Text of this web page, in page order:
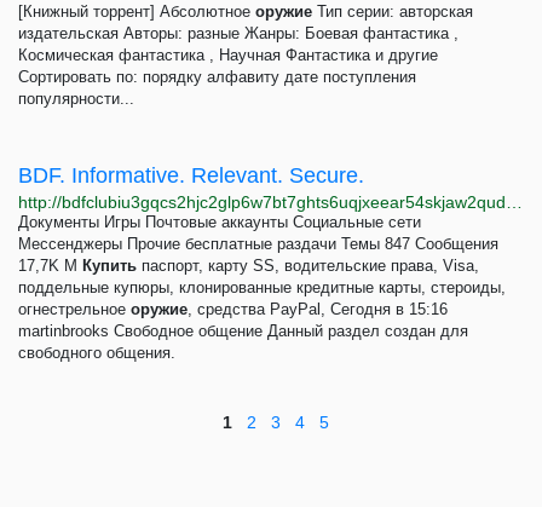
[Книжный торрент] Абсолютное оружие Тип серии: авторская
издательская Авторы: разные Жанры: Боевая фантастика ,
Космическая фантастика , Научная Фантастика и другие
Сортировать по: порядку алфавиту дате поступления
популярности...
BDF. Informative. Relevant. Secure.
Документы Игры Почтовые аккаунты Социальные сети
Мессенджеры Прочие бесплатные раздачи Темы 847 Сообщения
17,7K M Купить паспорт, карту SS, водительские права, Visa,
поддельные купюры, клонированные кредитные карты, стероиды,
огнестрельное оружие, средства PayPal, Сегодня в 15:16
martinbrooks Свободное общение Данный раздел создан для
свободного общения.
1 2 3 4 5